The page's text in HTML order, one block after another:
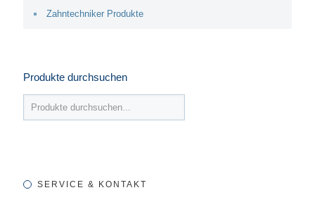
Zahntechniker Produkte
Produkte durchsuchen
SERVICE & KONTAKT